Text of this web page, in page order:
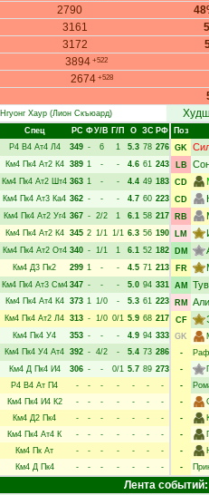
2790
3161
3172
3894 +522
2674 +528
Нгуонг Хаур (Лион Скъюард)
Спец РC ФУ/В Г/П О ЗС РФ
Р4 В4 Ат4 Л4 349 - 6 1 5.3 78 276
Км4 Пк4 Ат2 К4 389 1 - - 4.6 61 243
Км4 Пк4 Ат2 Шт4 363 1 - - 4.4 49 183
Км4 Пк4 Ат3 Ка4 362 - - - 4.7 60 223
Км4 Пк4 Ат2 Уг4 367 - 2/2 1 6.1 58 217
Км4 Пк4 Ат2 К4 345 2 1/1 1/1 6.3 56 190
Км4 Пк4 Ат2 От4 340 - 1/1 1 6.1 52 182
Км4 Д3 Пк2 299 1 - - 4.5 71 213
Км4 Пк4 Ат3 См4 347 - - - 5.0 94 331
Км4 Пк4 Ат4 К4 373 1 1/0 - 5.3 61 223
Км4 Пк4 Ат2 Л4 313 - 1/0 0/1 5.9 68 217
Км4 Пк4 У4 353 - - - 4.9 94 333
Км4 Пк4 У4 Ат4 392 - 4/2 - 5.4 73 286
Км4 Д Пк4 И4 306 - - 0/1 5.7 89 273
Р4 В4 Ат П4 - - - - - -
-
Км4 Пк4 И4 К2 - - - - - -
-
Км4 Д2 Пк4 - - - - - -
-
Км4 Пк4 Ат4 К - - - - - -
-
Км4 Пк Ат - - - - - -
-
Км4 Д Пк4 - - - - - - -
Поз
GK
LB
CD
CD
RB
LM
DM
FR
AM
RM
CF
GK
-
-
-
-
-
-
-
-
Лента событий: